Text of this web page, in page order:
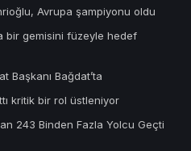
Avrupa şampiyonu oldu
bir gemisini füzeyle hedef
Başkanı Bağdat’ta
kritik bir rol üstleniyor
243 Binden Fazla Yolcu Geçti